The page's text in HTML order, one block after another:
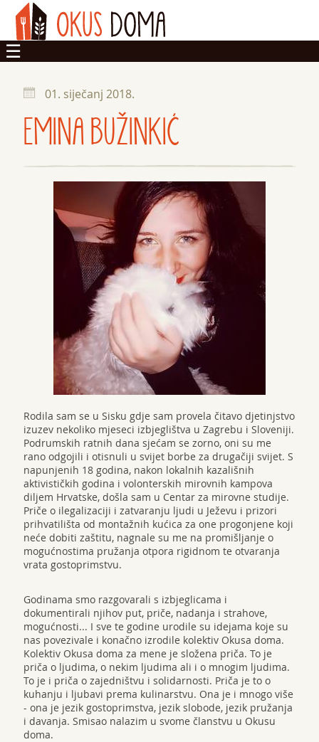
ZADRUGA
01. siječanj 2018.
EMINA BUŽINKIĆ
Rodila sam se u Sisku gdje sam provela čitavo djetinjstvo
izuzev nekoliko mjeseci izbjeglištva u Zagrebu i Sloveniji.
Podrumskih ratnih dana sjećam se zorno, oni su me
rano odgojili i otisnuli u svijet borbe za drugačiji svijet. S
napunjenih 18 godina, nakon lokalnih kazališnih
aktivističkih godina i volonterskih mirovnih kampova
diljem Hrvatske, došla sam u Centar za mirovne studije.
Priče o ilegalizaciji i zatvaranju ljudi u Ježevu i prizori
prihvatilišta od montažnih kućica za one progonjene koji
neće dobiti zaštitu, nagnale su me na promišljanje o
mogućnostima pružanja otpora rigidnom te otvaranja
vrata gostoprimstvu.
Godinama smo razgovarali s izbjeglicama i
dokumentirali njihov put, priče, nadanja i strahove,
mogućnosti... I sve te godine urodile su idejama koje su
nas povezivale i konačno izrodile kolektiv Okusa doma.
Kolektiv Okusa doma za mene je složena priča. To je
priča o ljudima, o nekim ljudima ali i o mnogim ljudima.
To je i priča o zajedništvu i solidarnosti. Priča je to o
kuhanju i ljubavi prema kulinarstvu. Ona je i mnogo više
- ona je jezik gostoprimstva, jezik slobode, jezik pružanja
i davanja. Smisao nalazim u svome članstvu u Okusu
doma.